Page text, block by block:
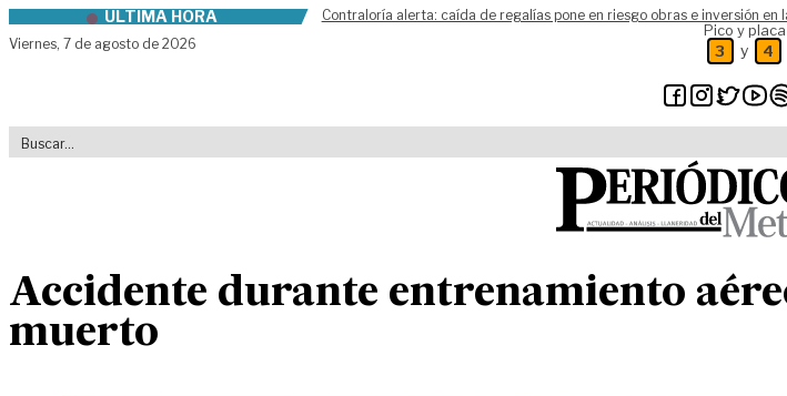
Skip to contentÚLTIMA HORA
Contraloría alerta: caída de regalías pone en riesgo obras e inversión en
Viernes, 7 de agosto de 2026
Pico y placa
3 y 4
Accidente durante entrenamiento
muerto